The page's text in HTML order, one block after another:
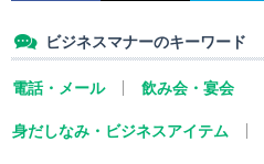
ビジネスマナーのキーワード
電話・メール 飲み会・宴会
身だしなみ・ビジネスアイテム